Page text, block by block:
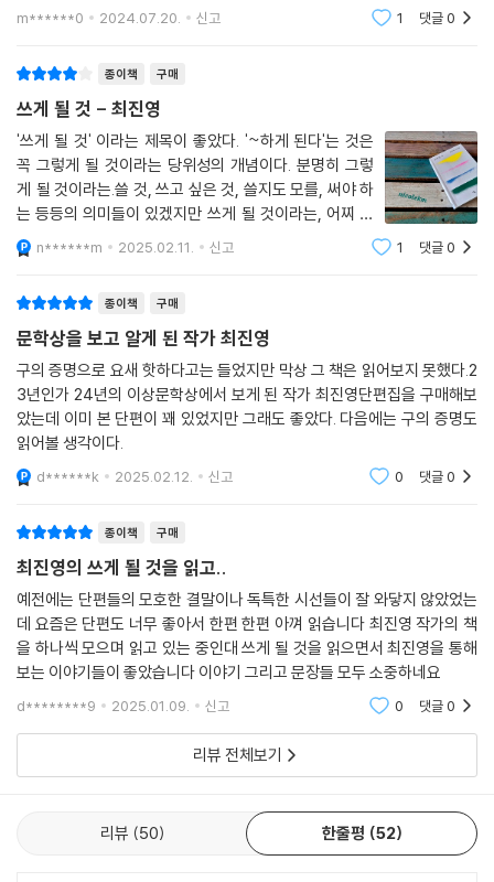
― “너를 잃지 않았다는 사실을 매일 기억해. 그러면 감사하다고 말할 수
있어.”
커피와 위스키 한 잔이 건네는 분명한 감각적 충족처럼 사람을 충만하게
하는 방식은 우리에게서 그리 멀리 있지 않다. 최진영 작가는 이번 작품집
에서도 늘 우리 곁에 있어 의식하기 힘든 집과 가족과 사물과 흔한 자연 풍
경을 소중하게 담아내며 나로 존재하는 시간을 풍성하게 채워나간다. 누구
나 겪는 탄생과 죽음이지만 ‘죽어가는 삶’이 아닌, ‘살아 있다는 감각에 충
순간을 사는 삶이 흔적 없이 사라질 빗방울, 눈송이, 모래알 같은 우리가 한
번의 생에서 바랄 수 있는 것이 아닐까. 문학평론가 소유정은 이 한 권의 책
으로 최진영이 이야기하고 싶어 한 “쓰게 될 것”을 모두 확인할 수 있었다
면서, “여덞 편의 소설이 모두 미래를 향하고 있어서, 과거를 돌아보는 방
식조차 뒷걸음질이 아닌 한발 나아가는 모습이라 나는 내내 안심했다”고
말한다. 최진영의 소설을 통해 다른 미래의 가능성을 새기고, 막막한 길에
서 만난 한 줄기 빛처럼 든든함을 경험하고, 순간순간 맞이하는 ‘다행함’에
우리는 이러한 최고의 상호작용이자 협업을 이어나갈 수 있을 것이다.
이라고 記錄했다. 鎭壓當하는 사람에게는 戰爭과 다를 바 없었다. 할머
m******0 2024.07.20. 신고 1 댓글0
종이책 구매
쓰게 될 것 - 최진영
'쓰게 될 것' 이라는 제목이 좋았다. '~하게 된다'는 것은
꼭 그렇게 될 것이라는 당위성의 개념이다. 분명히 그렇
게 될 것이라는.쓸 것, 쓰고 싶은 것, 쓸지도 모를, 써야 하
는 등등의 의미들이 있겠지만 쓰게 될 것이라는, 어찌 보
면 작가로서 자신의 정체성에 대한 확신을 주는 듯한 그
제목이 나는 좋았다. (내가 너무 내 나름대로 규정 짓는 것
n******m 2025.02.11. 신고 1 댓글0
종이책 구매
문학상을 보고 알게 된 작가 최진영
구의 증명으로 요새 핫하다고는 들었지만 막상 그 책은 읽어보지 못했다.2
3년인가 24년의 이상문학상에서 보게 된 작가 최진영단편집을 구매해보
았는데 이미 본 단편이 꽤 있었지만 그래도 좋았다. 다음에는 구의 증명도
읽어볼 생각이다.
d******k 2025.02.12. 신고 0 댓글0
종이책 구매
최진영의 쓰게 될 것을 읽고..
예전에는 단편들의 모호한 결말이나 독특한 시선들이 잘 와닿지 않았었는
데 요즘은 단편도 너무 좋아서 한편 한편 아껴 읽습니다 최진영 작가의 책
을 하나씩 모으며 읽고 있는 중인대 쓰게 될 것을 읽으면서 최진영을 통해
보는 이야기들이 좋았습니다 이야기 그리고 문장들 모두 소중하네요
d********9 2025.01.09. 신고 0 댓글0
리뷰 전체보기
리뷰 50 한줄평 52